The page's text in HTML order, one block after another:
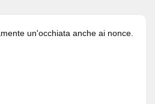
un'occhiata anche ai nonce.